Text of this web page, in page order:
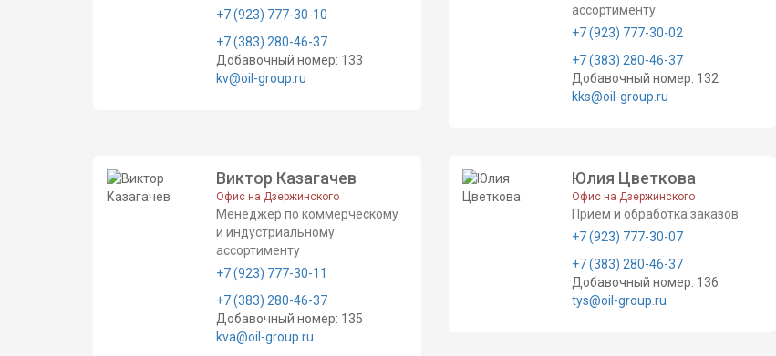
+7 (923) 777-30-10
+7 (383) 280-46-37
Добавочный номер: 133
kv@oil-group.ru
ассортименту
+7 (923) 777-30-02
+7 (383) 280-46-37
Добавочный номер: 132
kks@oil-group.ru
Виктор Казагачев
Офис на Дзержинского
Менеджер по коммерческому
и индустриальному
ассортименту
+7 (923) 777-30-11
+7 (383) 280-46-37
Добавочный номер: 135
kva@oil-group.ru
Юлия Цветкова
Офис на Дзержинского
Прием и обработка заказов
+7 (923) 777-30-07
+7 (383) 280-46-37
Добавочный номер: 136
tys@oil-group.ru